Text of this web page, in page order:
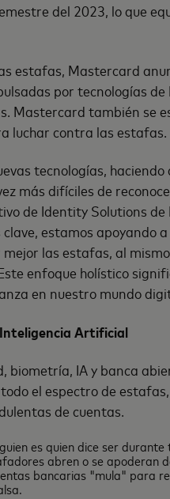
del 2023, lo que
estafas, Mastercard
por tecnologías
Mastercard también se
luchar contra las estafas.
tecnologías, haciendo
más difíciles de
de Identity Solutions
estamos apoyando
las estafas, al
enfoque holístico
en nuestro mundo
Inteligencia Artificial
biometría, IA y banca
el espectro de
de cuentas.
es quien dice ser durante
abren o se apoderan
bancarias "mula" para